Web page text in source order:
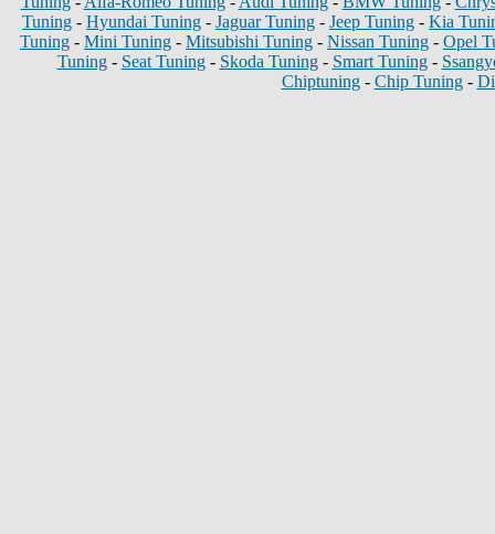
Tuning - Hyundai Tuning - Jaguar Tuning - Jeep Tuning - Kia
Tuning - Mini Tuning - Mitsubishi Tuning - Nissan Tuning - Opel
Tuning- Seat Tuning- Skoda Tuning- Smart Tuning-
Chiptuning- Chip Tuning-